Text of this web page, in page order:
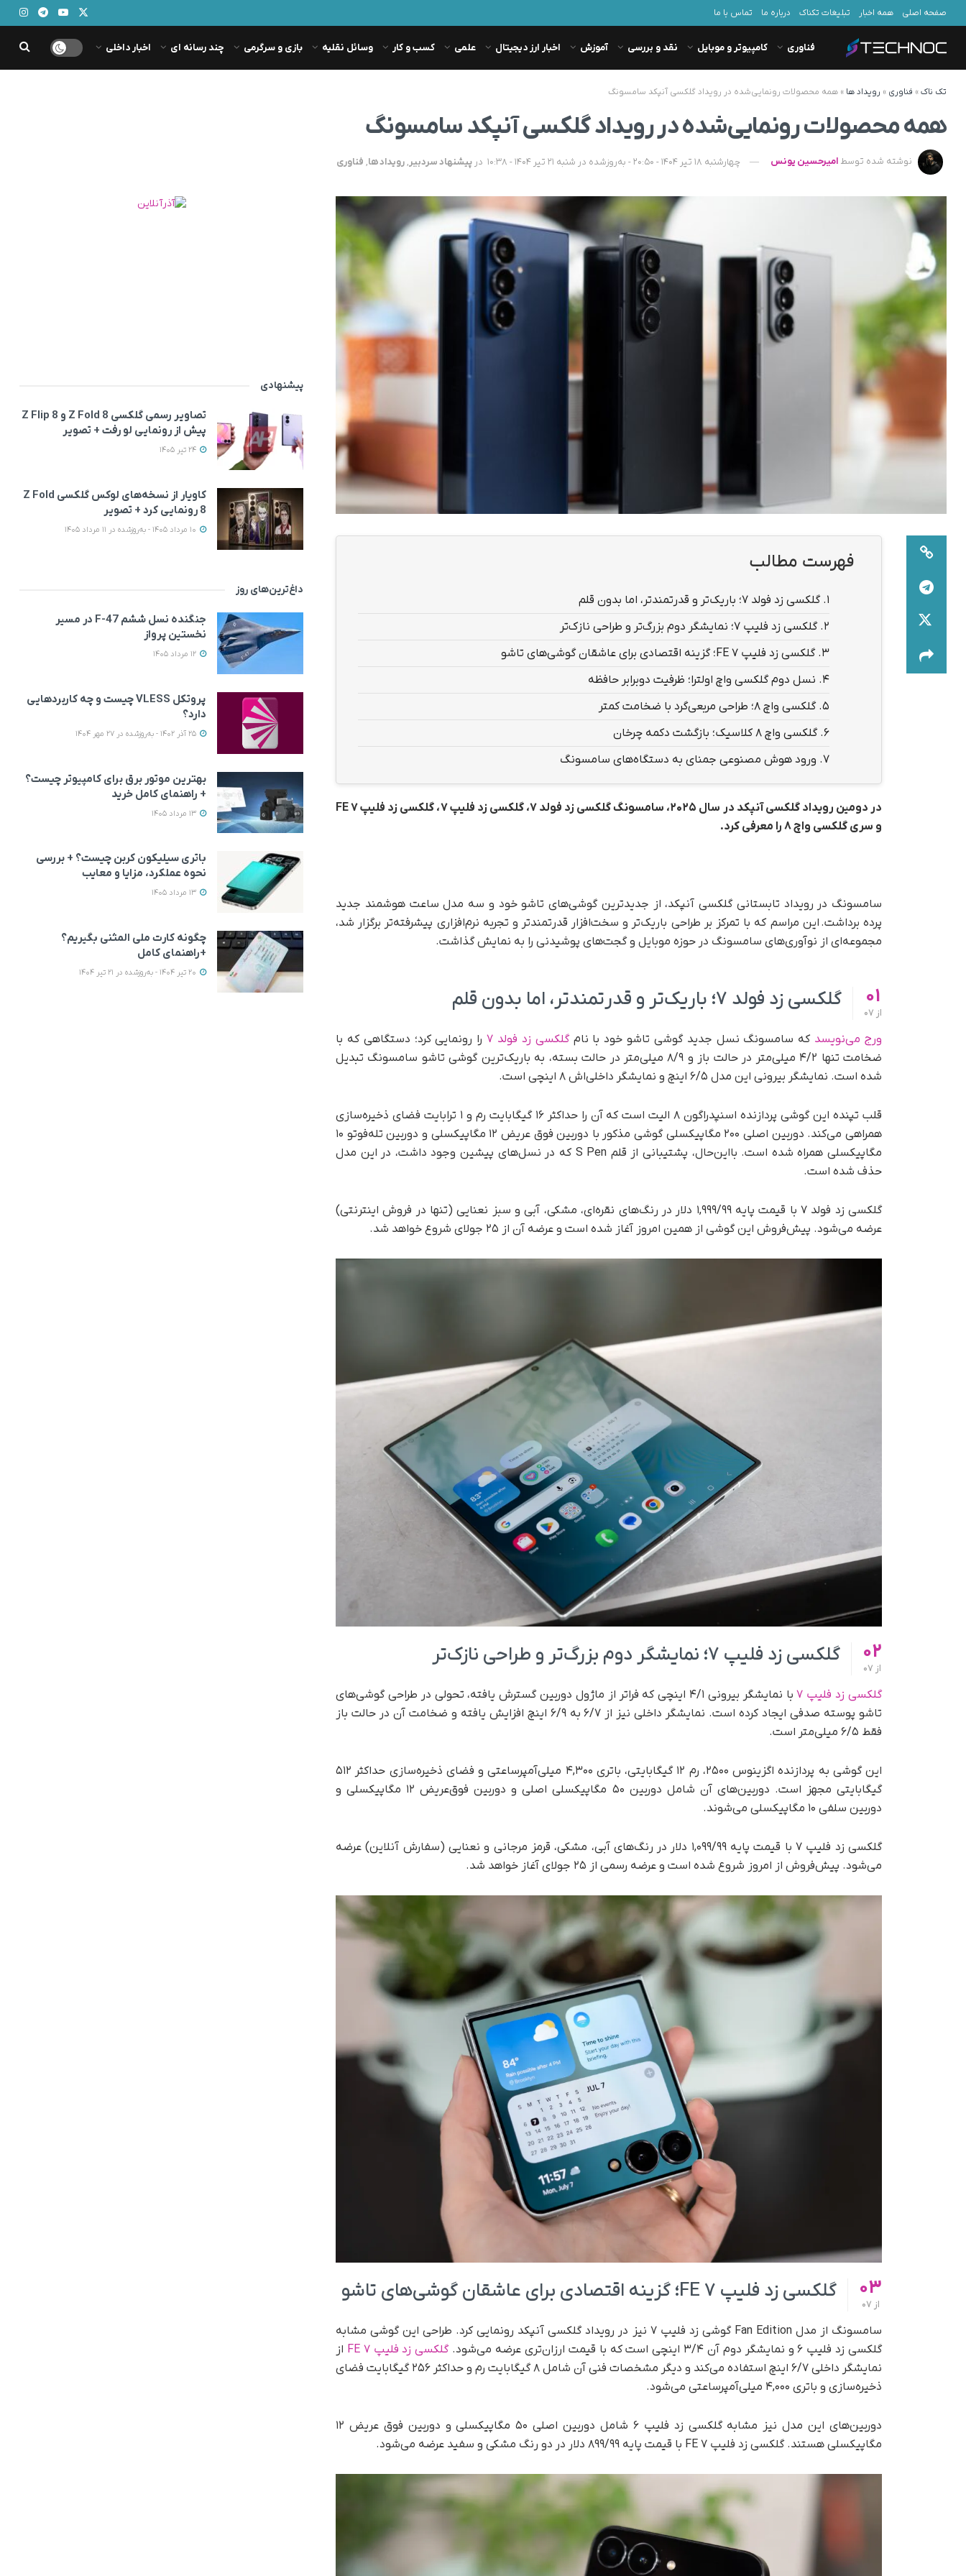
صفحه اصلی همه اخبار تبلیغات تکناک درباره ما تماس با ما
فناوری کامپیوتر و موبایل نقد و بررسی آموزش اخبار ارز دیجیتال علمی کسب و کار وسائل نقلیه بازی و سرگرمی چند رسانه ای اخبار داخلی
تک ناک» فناوری » رویداد ها » همه محصولات رونمایی‌شده در رویداد گلکسی آنپکد سامسونگ
همه محصولات رونمایی‌شده در رویداد گلکسی آنپکد سامسونگ
نوشته شده توسط امیرحسین یونس چهارشنبه 18 تیر 1404 - 20:50 - به‌روزشده در شنبه 21 تیر 1404 - 10:38 در پیشنهاد سردبیر,رویداد ها, فناوری
فهرست مطالب
1. گلکسی زد فولد ۷؛ باریک‌تر و قدرتمندتر، اما بدون قلم
2. گلکسی زد فلیپ ۷؛ نمایشگر دوم بزرگ‌تر و طراحی نازک‌تر
3. گلکسی زد فلیپ ۷ FE؛ گزینه اقتصادی برای عاشقان گوشی‌های تاشو
4. نسل دوم گلکسی واچ اولترا؛ ظرفیت دوبرابر حافظه
5. گلکسی واچ ۸؛ طراحی مربعی‌گرد با ضخامت کمتر
6. گلکسی واچ ۸ کلاسیک؛ بازگشت دکمه چرخان
7. ورود هوش مصنوعی جمنای به دستگاه‌های سامسونگ
در دومین رویداد گلکسی آنپکد در سال ۲۰۲۵، سامسونگ گلکسی زد فولد ۷، گلکسی زد فلیپ ۷، گلکسی زد فلیپ ۷ FE
و سری گلکسی واچ ۸ را معرفی کرد.
سامسونگ در رویداد تابستانی گلکسی آنپکد، از جدیدترین گوشی‌های تاشو خود و سه مدل ساعت هوشمند جدید
پرده برداشت. این مراسم که با تمرکز بر طراحی باریک‌تر و سخت‌افزار قدرتمندتر و تجربه نرم‌افزاری پیشرفته‌تر برگزار شد،
مجموعه‌ای از نوآوری‌های سامسونگ در حوزه موبایل و گجت‌های پوشیدنی را به نمایش گذاشت.
01
از
گلکسی زد فولد ۷؛ باریک‌تر و قدرتمندتر، اما بدون قلم
ورج می‌نویسد که سامسونگ نسل جدید گوشی تاشو خود با نامگلکسی زد فولد ۷
را رونمایی کرد؛ دستگاهی که با
ضخامت تنها ۴/۲ میلی‌متر در حالت باز و ۸/۹ میلی‌متر در حالت بسته، به باریک‌ترین گوشی تاشو سامسونگ تبدیل
شده است. نمایشگر بیرونی این مدل ۶/۵ اینچ و نمایشگر داخلی‌اش ۸ اینچی است.
قلب تپنده این گوشی پردازنده اسنپدراگون ۸ الیت است که آن را حداکثر ۱۶ گیگابایت رم و ۱ ترابایت فضای ذخیره‌سازی
همراهی می‌کند. دوربین اصلی ۲۰۰ مگاپیکسلی گوشی مذکور با دوربین فوق عریض ۱۲ مگاپیکسلی و دوربین تله‌فوتو ۱۰
مگاپیکسلی همراه شده است. با‌این‌حال، پشتیبانی از قلم S Pen که در نسل‌های پیشین وجود داشت، در این مدل
حذف شده است.
گلکسی زد فولد ۷ با قیمت پایه ۱,۹۹۹/۹۹ دلار در رنگ‌های نقره‌ای، مشکی، آبی و سبز نعنایی (تنها در فروش اینترنتی)
عرضه می‌شود. پیش‌فروش این گوشی از همین امروز آغاز شده است و عرضه آن از ۲۵ جولای شروع خواهد شد.
02
از
گلکسی زد فلیپ ۷؛ نمایشگر دوم بزرگ‌تر و طراحی نازک‌تر
گلکسی زد فلیپ ۷
با نمایشگر بیرونی ۴/۱ اینچی که فراتر از ماژول دوربین گسترش یافته، تحولی در طراحی گوشی‌های
تاشو پوسته صدفی ایجاد کرده است. نمایشگر داخلی نیز از ۶/۷ به ۶/۹ اینچ افزایش یافته و ضخامت آن در حالت باز
فقط ۶/۵ میلی‌متر است.
این گوشی به پردازنده اگزینوس ۲۵۰۰، رم ۱۲ گیگابایتی، باتری ۴,۳۰۰ میلی‌آمپرساعتی و فضای ذخیره‌سازی حداکثر ۵۱۲
گیگابایتی مجهز است. دوربین‌های آن شامل دوربین ۵۰ مگاپیکسلی اصلی و دوربین فوق‌عریض ۱۲ مگاپیکسلی و
دوربین سلفی ۱۰ مگاپیکسلی می‌شوند.
گلکسی زد فلیپ ۷ با قیمت پایه ۱,۰۹۹/۹۹ دلار در رنگ‌های آبی، مشکی، قرمز مرجانی و نعنایی (سفارش آنلاین) عرضه
می‌شود. پیش‌فروش از امروز شروع شده است و عرضه رسمی از ۲۵ جولای آغاز خواهد شد.
03
از
گلکسی زد فلیپ ۷ FE؛ گزینه اقتصادی برای عاشقان گوشی‌های تاشو
سامسونگ از مدل Fan Edition گوشی زد فلیپ ۷ نیز در رویداد گلکسی آنپکد رونمایی کرد. طراحی این گوشی مشابه
گلکسی زد فلیپ ۶ و نمایشگر دوم آن ۳/۴ اینچی است که با قیمت ارزان‌تری عرضه می‌شود.
گلکسی زد فلیپ ۷ FE
از
نمایشگر داخلی ۶/۷ اینچ استفاده می‌کند و دیگر مشخصات فنی آن شامل ۸ گیگابایت رم و حداکثر ۲۵۶ گیگابایت فضای
ذخیره‌سازی و باتری ۴,۰۰۰ میلی‌آمپرساعتی می‌شود.
دوربین‌های این مدل نیز مشابه گلکسی زد فلیپ ۶ شامل دوربین اصلی ۵۰ مگاپیکسلی و دوربین فوق عریض ۱۲
مگاپیکسلی هستند. گلکسی زد فلیپ ۷ FE با قیمت پایه ۸۹۹/۹۹ دلار در دو رنگ مشکی و سفید عرضه می‌شود.
پیشنهادی
تصاویر رسمی گلکسی Z Fold 8 و Z Flip 8
پیش از رونمایی لو رفت + تصویر
کاویار از نسخه‌های لوکس گلکسی Z Fold
8 رونمایی کرد + تصویر
داغ‌ترین‌های روز
جنگنده نسل ششم F-47 در مسیر
نخستین پرواز
پروتکل VLESS چیست و چه کاربردهایی
دارد؟
بهترین موتور برق برای کامپیوتر چیست؟
+ راهنمای کامل خرید
باتری سیلیکون کربن چیست؟ + بررسی
نحوه عملکرد، مزایا و معایب
چگونه کارت ملی المثنی بگیریم؟
+راهنمای کامل